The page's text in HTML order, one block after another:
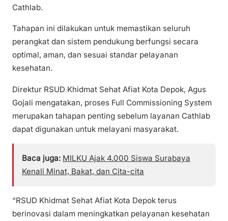
Cathlab.
Tahapan ini dilakukan untuk memastikan seluruh
perangkat dan sistem pendukung berfungsi secara
optimal, aman, dan sesuai standar pelayanan
kesehatan.
Direktur RSUD Khidmat Sehat Afiat Kota Depok, Agus
Gojali mengatakan, proses Full Commissioning System
merupakan tahapan penting sebelum layanan Cathlab
dapat digunakan untuk melayani masyarakat.
Baca juga: MILKU Ajak 4.000 Siswa Surabaya
Kenali Minat, Bakat, dan Cita-cita
“RSUD Khidmat Sehat Afiat Kota Depok terus
berinovasi dalam meningkatkan pelayanan kesehatan